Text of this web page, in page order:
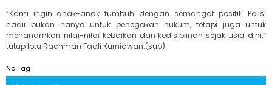
“Kami ingin anak-anak tumbuh dengan semangat positif. Polisi
hadir bukan hanya untuk penegakan hukum, tetapi juga untuk
menanamkan nilai-nilai kebaikan dan kedisiplinan sejak usia dini,”
tutup Iptu Rachman Fadli Kurniawan.(sup)
No Tag